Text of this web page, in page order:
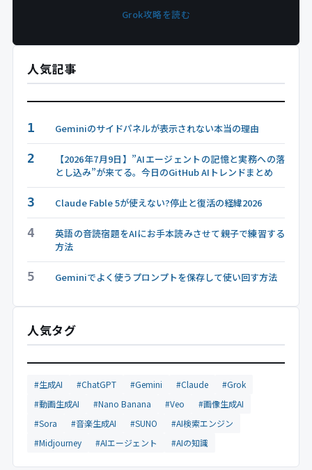
Grok攻略を読む
人気記事
1 Geminiのサイドパネルが表示されない本当の理由
2
【2026年7月9日】”AIエージェントの記憶と実務への落
とし込み”が来てる。今日のGitHub AIトレンドまとめ
3 Claude Fable 5が使えない?停止と復活の経緯2026
4
英語の音読宿題をAIにお手本読みさせて親子で練習する
方法
5 Geminiでよく使うプロンプトを保存して使い回す方法
人気タグ
#生成AI #ChatGPT #Gemini #Claude
#Grok
#動画生成AI
#Nano Banana #Veo
#画像生成AI
#Sora
#音楽生成AI #SUNO
#AI検索エンジン
#Midjourney
#AIエージェント #AIの知識